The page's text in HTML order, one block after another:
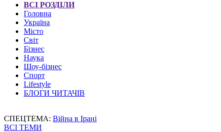
ВСІ РОЗДІЛИ
Головна
Україна
Місто
Світ
Бізнес
Наука
Шоу-бізнес
Спорт
Lifestyle
БЛОГИ ЧИТАЧІВ
СПЕЦТЕМА: Війна в Ірані
ВСІ ТЕМИ